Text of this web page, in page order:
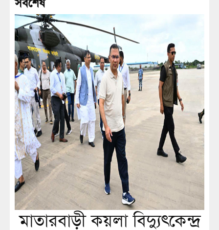
সর্বশেষ
মাতারবাড়ী কয়লা বিদ্যুৎকেন্দ্র